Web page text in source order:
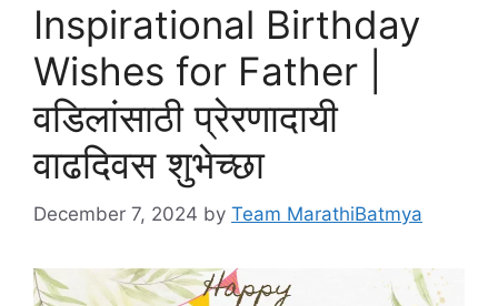
Inspirational Birthday
Wishes for Father |
वडिलांसाठी प्रेरणादायी
वाढदिवस शुभेच्छा
December 7, 2024 by Team MarathiBatmya